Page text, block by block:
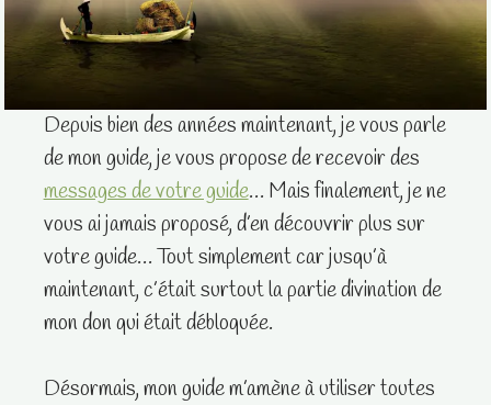
Depuis bien des années maintenant, je vous parle
de mon guide, je vous propose de recevoir des
messages de votre guide… Mais finalement, je ne
vous ai jamais proposé, d’en découvrir plus sur
votre guide… Tout simplement car jusqu’à
maintenant, c’était surtout la partie divination de
mon don qui était débloquée.
Désormais, mon guide m’amène à utiliser toutes